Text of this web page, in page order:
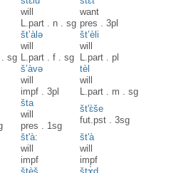
will
L.part . n .sg
want
pres .3pl
.sg
št’àlə
will
L.part .f .sg
št’èli
will
L.part .pl
š’àvə
will
impf .3pl
tèl
will
L.part . m .sg
šta
will
pres . 1sg
št'ɛ̀še
fut.pst .3sg
št'à:
will
impf
št'à
will
impf